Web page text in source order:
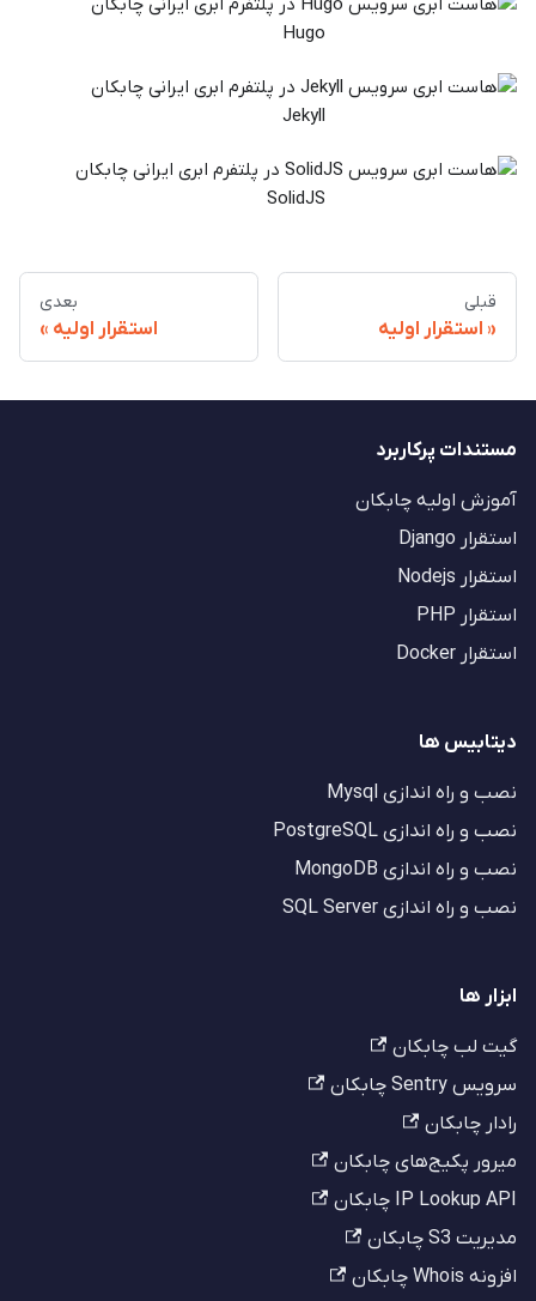
Hugo
Jekyll
SolidJS
قبلی
استقرار اولیه
بعدی
استقرار اولیه
مستندات پرکاربرد
آموزش اولیه چابکان
استقرار Django
استقرار Nodejs
استقرار PHP
استقرار Docker
دیتابیس ها
نصب و راه اندازی Mysql
نصب و راه اندازی PostgreSQL
نصب و راه اندازی MongoDB
نصب و راه اندازی SQL Server
ابزار ها
گیت لب چابکان
سرویس Sentry چابکان
رادار چابکان
میرور پکیج‌های چابکان
IP Lookup API چابکان
مدیریت S3 چابکان
افزونه Whois چابکان